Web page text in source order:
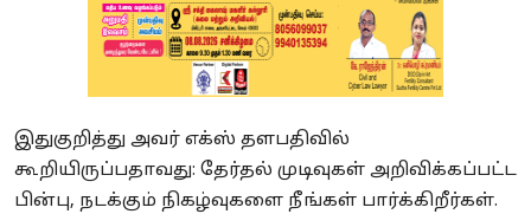
இதுகுறித்து அவர் எக்ஸ் தளபதிவில்
கூறியிருப்பதாவது: தேர்தல் முடிவுகள் அறிவிக்கப்பட்ட
பின்பு, நடக்கும் நிகழ்வுகளை நீங்கள் பார்க்கிறீர்கள்.